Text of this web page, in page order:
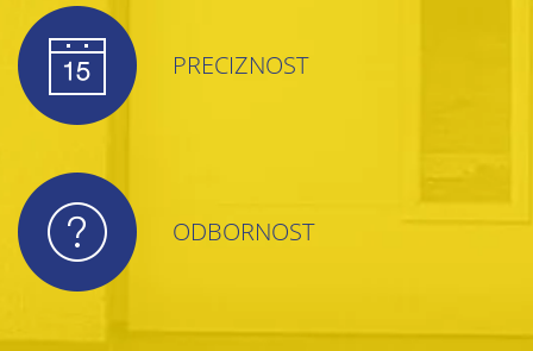
PRECIZNOST
ODBORNOST